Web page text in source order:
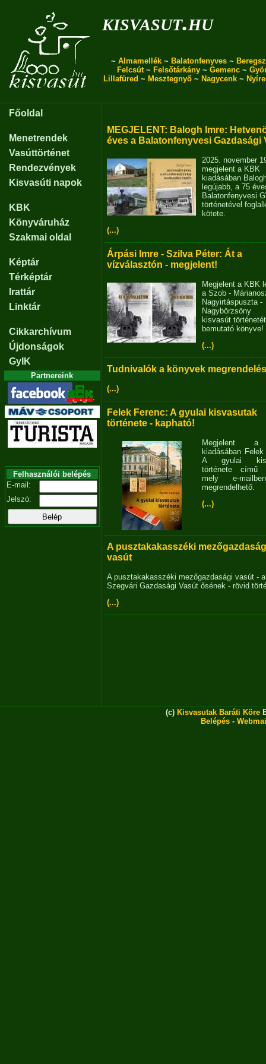
kisvasut.hu
~ Almamellék ~ Balatonfenyves ~
Felcsút~ Felsőtárkány ~ Gemenc ~
Lillafüred ~ Mesztegnyő ~ Nagycenk ~
Főoldal
Menetrendek
Vasúttörténet
Rendezvények
Kisvasúti napok
KBK
Könyváruház
Szakmai oldal
Képtár
Térképtár
Irattár
Linktár
Cikkarchívum
Újdonságok
GyIK
Partnereink
Felhasználói belépés
E-mail:
Jelszó:
MEGJELENT: Balogh Imre:
éves a Balatonfenyvesi Gazdasági
2025. november
megjelent a KBK
kiadásában
legújabb, a 75
Balatonfenyvesi
történetével
kötete.
(...)
Árpási Imre - Szilva Péter: Át a
vízválasztón - megjelent!
Megjelent a KBK
a Szob -
Nagyirtáspuszta -
Nagybörzsöny
kisvasút történetét
bemutató könyve!
(...)
Tudnivalók a könyvek
(...)
Felek Ferenc: A gyulai kisvasutak
története - kapható!
Megjelent
kiadásában
A gyulai
története című
mely e-
megrendelhető.
(...)
A pusztakakasszéki
vasút
A pusztakakasszéki mezőgazdasági vasút - a
Szegvári Gazdasági Vasút ősének - rövid
(...)
(c) Kisvasutak Baráti Köre
Belépés -